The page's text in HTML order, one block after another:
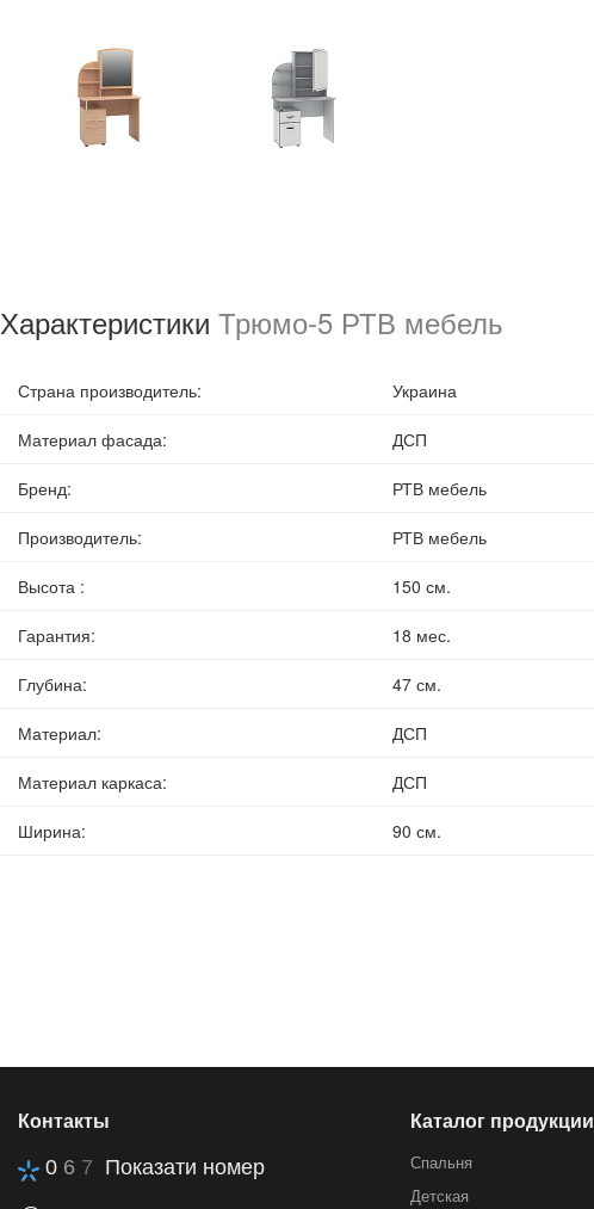
Характеристики Трюмо-5 РТВ мебель
Страна производитель: Украина
Материал фасада: ДСП
Бренд: РТВ мебель
Производитель: РТВ мебель
Высота : 150 см.
Гарантия: 18 мес.
Глубина: 47 см.
Материал: ДСП
Материал каркаса: ДСП
Ширина: 90 см.
Контакты
0 6 7 Показати номер
Каталог продукции
Спальня
Детская